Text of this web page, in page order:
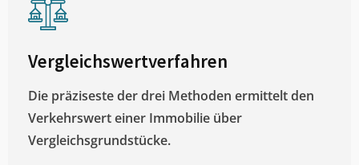
Vergleichswertverfahren
Die präziseste der drei Methoden ermittelt den
Verkehrswert einer Immobilie über
Vergleichsgrundstücke.